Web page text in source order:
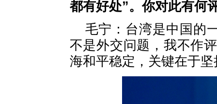
都有好处”。你对此有何
毛宁：台湾是中国的
不是外交问题，我不作
海和平稳定，关键在于